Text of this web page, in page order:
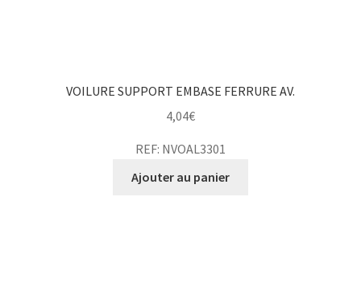
VOILURE SUPPORT EMBASE FERRURE AV.
4,04€
REF: NVOAL3301
Ajouter au panier